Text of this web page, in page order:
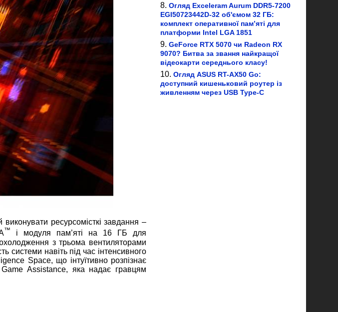
ресурсомісткі завдання –
™
і модуля пам’яті на 16 ГБ для
з трьома вентиляторами
системи навіть під час інтенсивного
Space, що інтуїтивно розпізнає
Assistance, яка надає гравцям
Огляд Exceleram Aurum DDR5-7200
EGI50723442D-32 об'ємом 32 ГБ:
комплект оперативної пам’яті для
платформи Intel LGA 1851
GeForce RTX 5070 чи Radeon RX
9070? Битва за звання найкращої
відеокарти середнього класу!
Огляд ASUS RT-AX50 Go:
доступний кишеньковий роутер із
живленням через USB Type-C